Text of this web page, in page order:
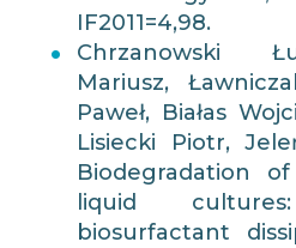
IF2011=4,98.
Chrzanowski
Mariusz,
Paweł, Białas
Lisiecki Piotr,
Biodegradation
liquid
biosurfactant